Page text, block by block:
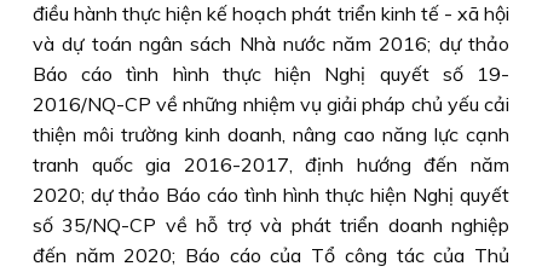
điều hành thực hiện kế hoạch phát triển kinh tế - xã hội
và dự toán ngân sách Nhà nước năm 2016; dự thảo
Báo cáo tình hình thực hiện Nghị quyết số 19-
2016/NQ-CP về những nhiệm vụ giải pháp chủ yếu cải
thiện môi trường kinh doanh, nâng cao năng lực cạnh
tranh quốc gia 2016-2017, định hướng đến năm
2020; dự thảo Báo cáo tình hình thực hiện Nghị quyết
số 35/NQ-CP về hỗ trợ và phát triển doanh nghiệp
đến năm 2020; Báo cáo của Tổ công tác của Thủ